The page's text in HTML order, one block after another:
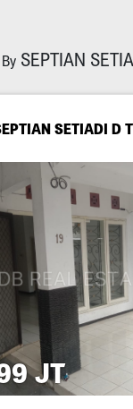
By SEPTIAN
SETIADI D T
JT